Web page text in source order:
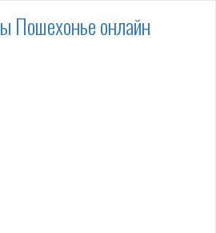
Пошехонье онлайн